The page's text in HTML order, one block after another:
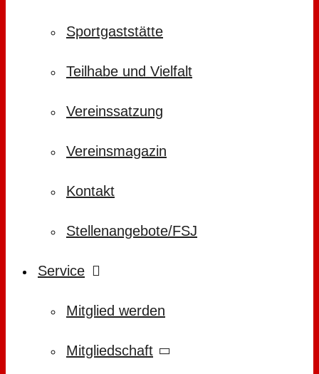
Sportgaststätte
Teilhabe und Vielfalt
Vereinssatzung
Vereinsmagazin
Kontakt
Stellenangebote/FSJ
Service
Mitglied werden
Mitgliedschaft